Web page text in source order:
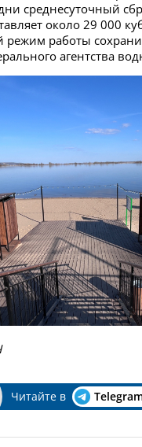
среднесуточный
около 29 000
режим работы
агентства
Читайте в